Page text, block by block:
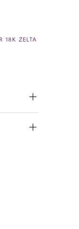
18K ZELTA